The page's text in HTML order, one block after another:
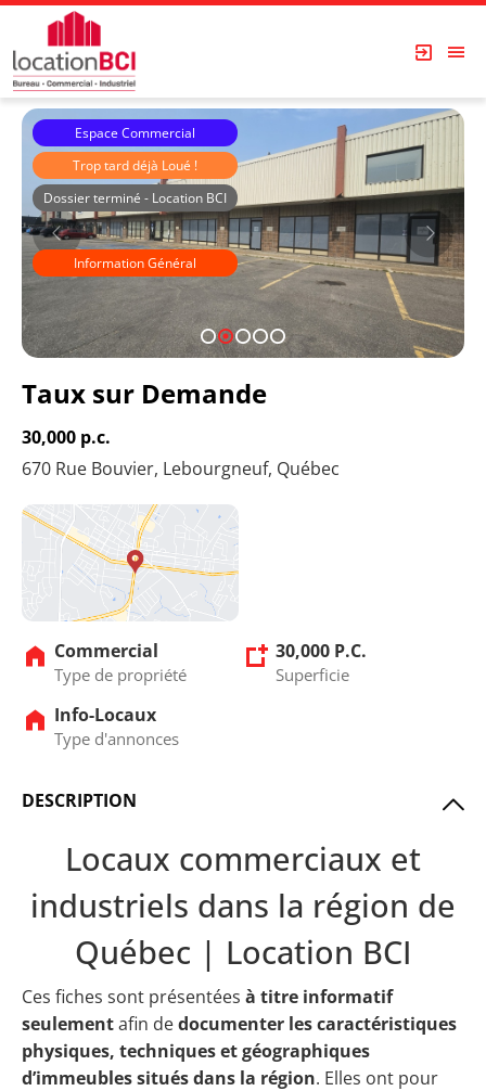
1 2 3 4 5
Espace Commercial
Trop tard déjà Loué !
Dossier terminé - Location BCI
Les Immeubles Dupont
Information Général
Taux sur Demande
30,000 p.c.
670 Rue Bouvier, Lebourgneuf, Québec
Commercial
Type de propriété
30,000 P.C.
Superficie
Info-Locaux
Type d'annonces
DESCRIPTION
Locaux commerciaux et
industriels dans la région de
Québec | Location BCI
Ces fiches sont présentées à titre informatif
seulementafin dedocumenter les caractéristiques
physiques, techniques et géographiques
d’immeubles situés dans la région. Elles ont pour